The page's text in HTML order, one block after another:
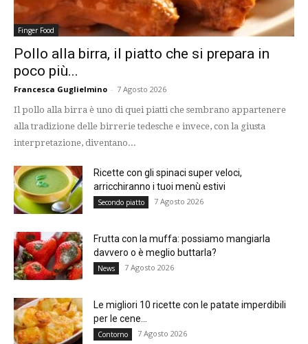
Finger Food
Pollo alla birra, il piatto che si prepara in
poco più...
Francesca Guglielmino - 7 Agosto 2026
Il pollo alla birra è uno di quei piatti che sembrano appartenere
alla tradizione delle birrerie tedesche e invece, con la giusta
interpretazione, diventano...
Ricette con gli spinaci super veloci,
arricchiranno i tuoi menù estivi
Secondo piatto 7 Agosto 2026
Frutta con la muffa: possiamo mangiarla
davvero o è meglio buttarla?
News 7 Agosto 2026
Le migliori 10 ricette con le patate imperdibili
per le cene...
Contorno 7 Agosto 2026